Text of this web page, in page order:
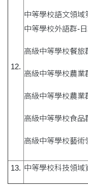
12.
中等學校語文領域
中等學校外語群-
高級中等學校餐旅
高級中等學校農業
高級中等學校農業
高級中等學校食品
高級中等學校藝術
13. 中等學校科技領域